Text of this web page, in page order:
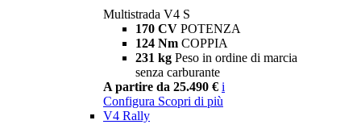
Multistrada V4 S
170 CV POTENZA
124 Nm COPPIA
231 kg Peso in ordine di marcia
senza carburante
A partire da 25.490 € i
Configura Scopri di più
V4 Rally